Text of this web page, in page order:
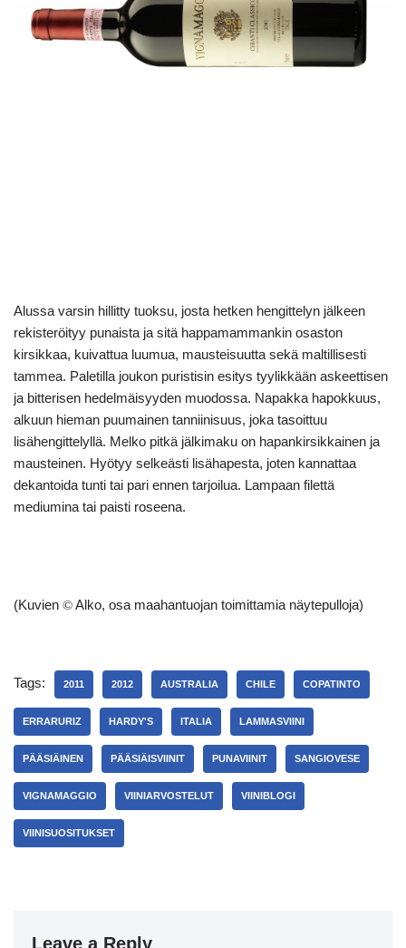
Alussa varsin hillitty tuoksu, josta hetken hengittelyn jälkeen
rekisteröityy punaista ja sitä happamammankin osaston
kirsikkaa, kuivattua luumua, mausteisuutta sekä maltillisesti
tammea. Paletilla joukon puristisin esitys tyylikkään askeettisen
ja bitterisen hedelmäisyyden muodossa. Napakka hapokkuus,
alkuun hieman puumainen tanniinisuus, joka tasoittuu
lisähengittelyllä. Melko pitkä jälkimaku on hapankirsikkainen ja
mausteinen. Hyötyy selkeästi lisähapesta, joten kannattaa
dekantoida tunti tai pari ennen tarjoilua. Lampaan filettä
mediumina tai paisti roseena.
(Kuvien ©Alko, osa maahantuojan toimittamia näytepulloja)
Tags: 2011 2012 AUSTRALIA CHILE COPATINTO
ERRARURIZ HARDY'S ITALIA LAMMASVIINI
PÄÄSIÄINEN PÄÄSIÄISVIINIT PUNAVIINIT SANGIOVESE
VIGNAMAGGIO VIINIARVOSTELUT VIINIBLOGI
VIINISUOSITUKSET
Leave a Reply